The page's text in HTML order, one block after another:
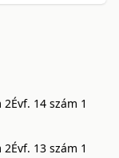
2Évf. 14 szám 1
2Évf. 13 szám 1